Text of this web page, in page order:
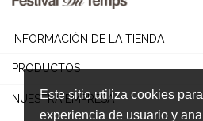
Este sitio utiliza cookies
experiencia de usuario y
INFORMACIÓN DE LA TIENDA
PRODUCTOS
NUESTRA EMPRESA